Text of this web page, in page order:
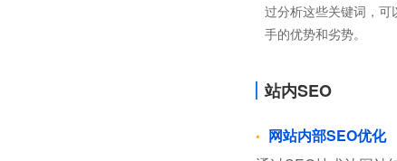
过分析这些关键词，可
手的优势和劣势。
站内SEO
网站内部SEO优化